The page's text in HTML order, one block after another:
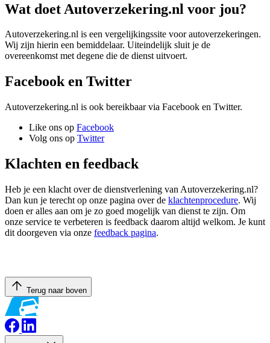
Wat doet Autoverzekering.nl voor jou?
Autoverzekering.nl is een vergelijkingssite voor autoverzekeringen.
Wij zijn hierin een bemiddelaar. Uiteindelijk sluit je de
overeenkomst met degene die de dienst uitvoert.
Facebook en Twitter
Autoverzekering.nl is ook bereikbaar via Facebook en Twitter.
Like ons op Facebook
Volg ons op Twitter
Klachten en feedback
Heb je een klacht over de dienstverlening van Autoverzekering.nl?
Dan kun je terecht op onze pagina over de klachtenprocedure. Wij
doen er alles aan om je zo goed mogelijk van dienst te zijn. Om
onze service te verbeteren is feedback daarom altijd welkom. Je kunt
dit doorgeven via onze feedback pagina.
Terug naar boven